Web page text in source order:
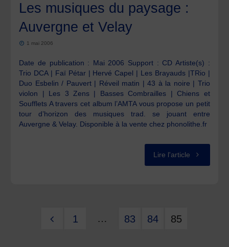
Les musiques du paysage :
Auvergne et Velay
1 mai 2006
Date de publication : Mai 2006 Support : CD Artiste(s) :
Trio DCA | Faï Pétar | Hervé Capel | Les Brayauds |TRio |
Duo Esbelin / Pauvert | Réveil matin | 43 à la noire | Trio
violon | Les 3 Zens | Basses Combrailles | Chiens et
Soufflets A travers cet album l’AMTA vous propose un petit
tour d’horizon des musiques trad. se jouant entre
Auvergne & Velay. Disponible à la vente chez phonolithe.fr
Lire l'article"Les
1 … 83 84 85